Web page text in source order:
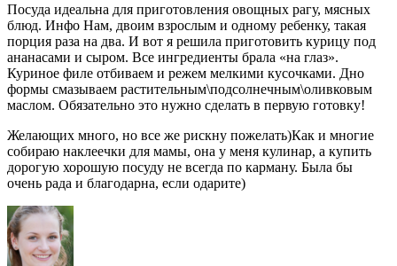
Посуда идеальна для приготовления овощных рагу, мясных
блюд. Инфо Нам, двоим взрослым и одному ребенку, такая
порция раза на два. И вот я решила приготовить курицу под
ананасами и сыром. Все ингредиенты брала «на глаз».
Куриное филе отбиваем и режем мелкими кусочками. Дно
формы смазываем растительным\подсолнечным\оливковым
маслом. Обязательно это нужно сделать в первую готовку!
Желающих много, но все же рискну пожелать)Как и многие
собираю наклеечки для мамы, она у меня кулинар, а купить
дорогую хорошую посуду не всегда по карману. Была бы
очень рада и благодарна, если одарите)